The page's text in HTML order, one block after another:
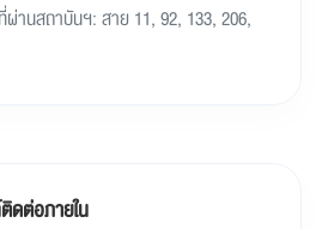
ผ่านสถาบันฯ: สาย 11, 92, 133, 206,
ดต่อภายใน